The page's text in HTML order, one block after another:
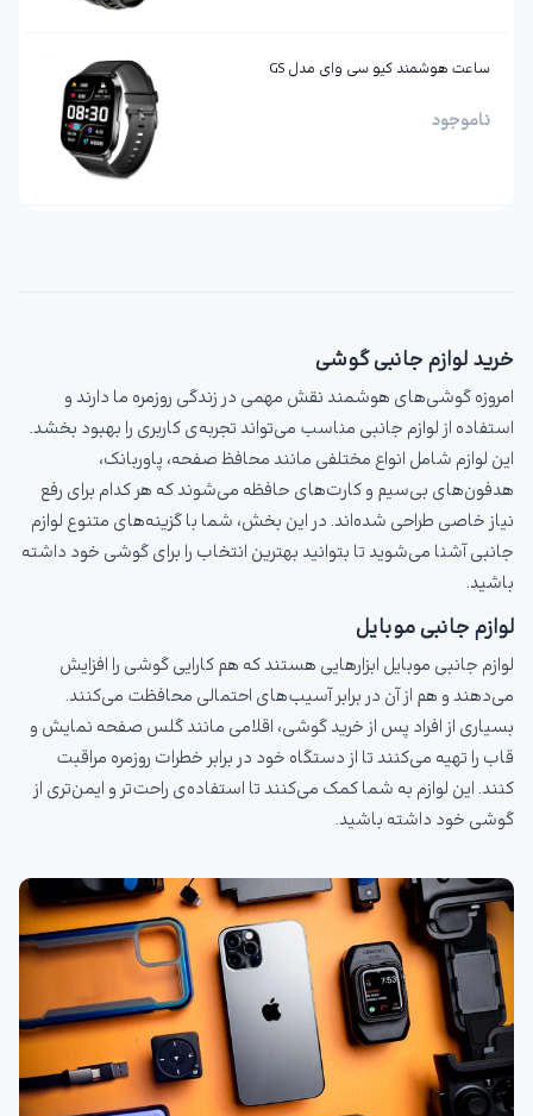
ساعت هوشمند کیو سی وای مدل GS
ناموجود
خرید لوازم جانبی گوشی
امروزه گوشی‌های هوشمند نقش مهمی در زندگی روزمره ما دارند و
استفاده از لوازم جانبی مناسب می‌تواند تجربه‌ی کاربری را بهبود بخشد.
این لوازم شامل انواع مختلفی مانند محافظ صفحه، پاوربانک،
هدفون‌های بی‌سیم و کارت‌های حافظه می‌شوند که هر کدام برای رفع
نیاز خاصی طراحی شده‌اند. در این بخش، شما با گزینه‌های متنوع لوازم
جانبی آشنا می‌شوید تا بتوانید بهترین انتخاب را برای گوشی خود داشته
باشید.
لوازم جانبی موبایل
لوازم جانبی موبایل ابزارهایی هستند که هم کارایی گوشی را افزایش
می‌دهند و هم از آن در برابر آسیب‌های احتمالی محافظت می‌کنند.
بسیاری از افراد پس از خرید گوشی، اقلامی مانند گلس صفحه نمایش و
قاب را تهیه می‌کنند تا از دستگاه خود در برابر خطرات روزمره مراقبت
کنند. این لوازم به شما کمک می‌کنند تا استفاده‌ی راحت‌تر و ایمن‌تری از
گوشی خود داشته باشید.